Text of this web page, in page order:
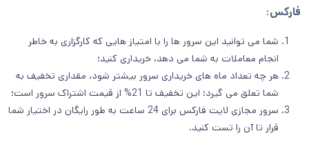
فارکس:
شما می توانید این سرور ها را با امتیاز هایی که کارگزاری به خاطر
انجام معاملات به شما می دهد، خریداری کنید؛
هر چه تعداد ماه های خریداری سرور بیشتر شود، مقداری تخفیف به
شما تعلق می گیرد؛ این تخفیف تا 21% از قیمت اشتراک سرور است؛
سرور مجازی لایت فارکس برای 24 ساعت به طور رایگان در اختیار شما
قرار تا آن را تست کنید.